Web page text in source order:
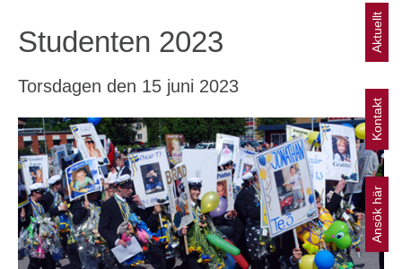
Aktuellt
Kontakt
Ansök här
Länk till annan webbplats, öppnas i nytt fönster.
Studenten 2023
Torsdagen den 15 juni 2023